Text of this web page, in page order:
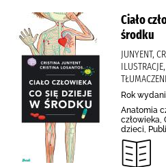
Ciało
środku
JUNYENT,
Rok
Anatomia
człowieka,
dzieci,